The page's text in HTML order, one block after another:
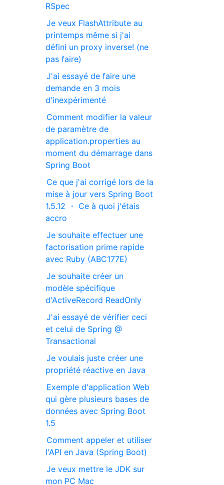
RSpec
Je veux FlashAttribute au
printemps même si j'ai
défini un proxy inverse! (ne
pas faire)
J'ai essayé de faire une
demande en 3 mois
d'inexpérimenté
Comment modifier la valeur
de paramètre de
application.properties au
moment du démarrage dans
Spring Boot
Ce que j'ai corrigé lors de la
mise à jour vers Spring Boot
1.5.12 ・ Ce à quoi j'étais
accro
Je souhaite effectuer une
factorisation prime rapide
avec Ruby (ABC177E)
Je souhaite créer un
modèle spécifique
d'ActiveRecord ReadOnly
J'ai essayé de vérifier ceci
et celui de Spring @
Transactional
Je voulais juste créer une
propriété réactive en Java
Exemple d'application Web
qui gère plusieurs bases de
données avec Spring Boot
1.5
Comment appeler et utiliser
l'API en Java (Spring Boot)
Je veux mettre le JDK sur
mon PC Mac